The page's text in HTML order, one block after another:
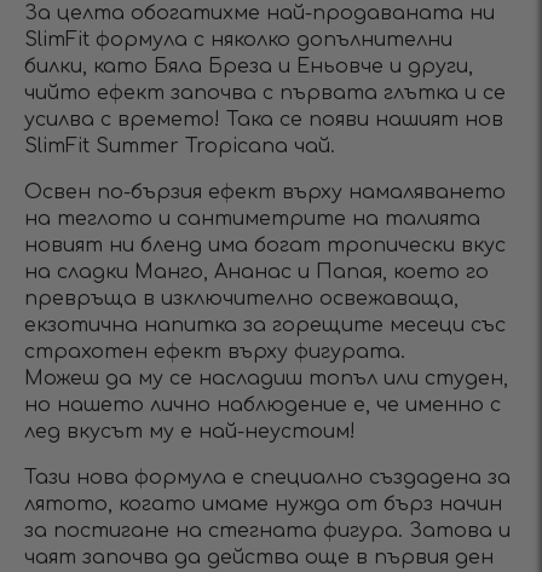
За целта обогатихме най-продаваната ни
SlimFit формула с няколко допълнителни
билки, като Бяла Бреза и Еньовче и други,
чийто ефект започва с първата глътка и се
усилва с времето! Така се появи нашият нов
SlimFit Summer Tropicana чай.
Освен по-бързия ефект върху намаляването
на теглото и сантиметрите на талията
новият ни бленд има богат тропически вкус
на сладки Манго, Ананас и Папая, което го
превръща в изключително освежаваща,
екзотична напитка за горещите месеци със
страхотен ефект върху фигурата.
Можеш да му се насладиш топъл или студен,
но нашето лично наблюдение е, че именно с
лед вкусът му е най-неустоим!
Тази нова формула е специално създадена за
лятото, когато имаме нужда от бърз начин
за постигане на стегната фигура. Затова и
чаят започва да действа още в първия ден